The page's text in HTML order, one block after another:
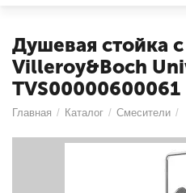
Душевая стойка
Villeroy&Boch
TVS00000600061
Главная / Каталог / Смесители /